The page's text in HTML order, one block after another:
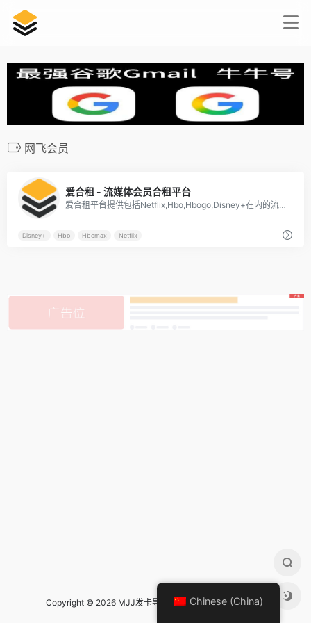
网飞会员
爱合租 - 流媒体会员合租平台
爱合租平台提供包括Netflix,Hbo,Hbogo,Disney+在内的流媒体账号合租，实现自动化交付。
Disney+ Hbo Hbomax Netflix
Copyright © 2026 MJJ发卡导航 Design bymjj发卡导航
Chinese (China)